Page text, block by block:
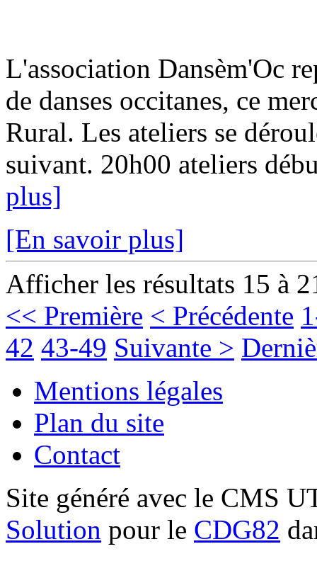
L'association Dansèm'Oc
de danses occitanes, ce
Rural. Les ateliers se
suivant. 20h00 ateliers
plus]
[En savoir plus]
Afficher les résultats 15 à
<< Première < Précédente
42 43-49 Suivante >
Mentions légales
Plan du site
Contact
Site généré avec le CMS
Solution pour le CDG82